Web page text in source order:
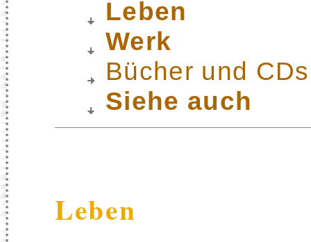
Leben
Werk
Bücher und CDs
Siehe auch
Leben